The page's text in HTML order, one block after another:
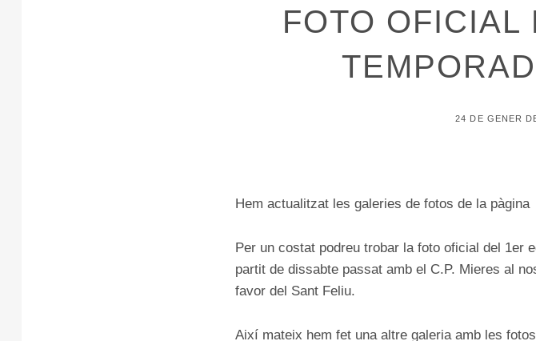
FOTO OFICIAL
POSTED
24 DE GENER
Hem actualitzat les galeries de fotos de la
Per un costat podreu trobar la foto oficial del 1er
partit de dissabte passat amb el C.P. Mieres al
favor del Sant Feliu.
Així mateix hem fet una altre galeria amb les